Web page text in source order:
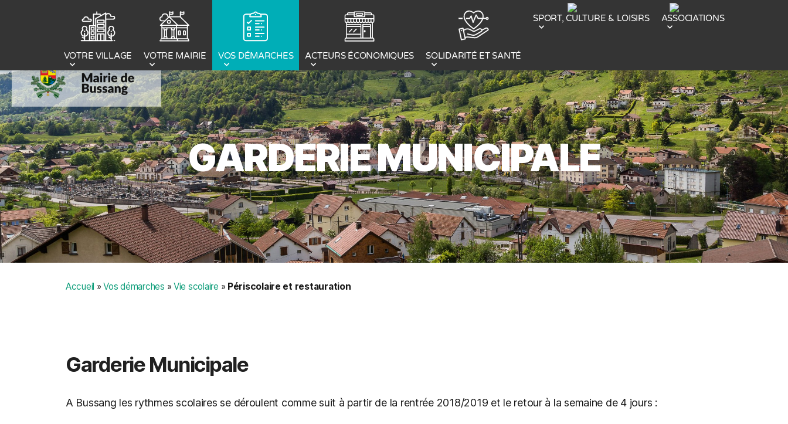
VOTRE VILLAGE VOTRE MAIRIE VOS DÉMARCHES ACTEURS ÉCONOMIQUES SOLIDARITÉ ET SANTÉ
SPORT, CULTURE & LOISIRS ASSOCIATIONS
GARDERIE MUNICIPALE
Accueil »Vos démarches »Vie scolaire » Périscolaire et restauration
Garderie Municipale
A Bussang les rythmes scolaires se déroulent comme suit à partir de la rentrée 2018/2019 et le retour à la semaine de 4 jours :